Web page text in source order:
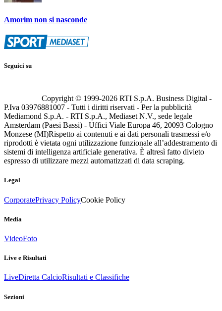
Amorim non si nasconde
Seguici su
Copyright © 1999-2026 RTI S.p.A. Business Digital -
P.Iva 03976881007 - Tutti i diritti riservati - Per la pubblicità
Mediamond S.p.A. - RTI S.p.A., Mediaset N.V., sede legale
Amsterdam (Paesi Bassi) - Uffici Viale Europa 46, 20093 Cologno
Monzese (MI)Rispetto ai contenuti e ai dati personali trasmessi e/o
riprodotti è vietata ogni utilizzazione funzionale all’addestramento di
sistemi di intelligenza artificiale generativa. È altresì fatto divieto
espresso di utilizzare mezzi automatizzati di data scraping.
Legal
CorporatePrivacy PolicyCookie Policy
Media
VideoFoto
Live e Risultati
LiveDiretta CalcioRisultati e Classifiche
Sezioni